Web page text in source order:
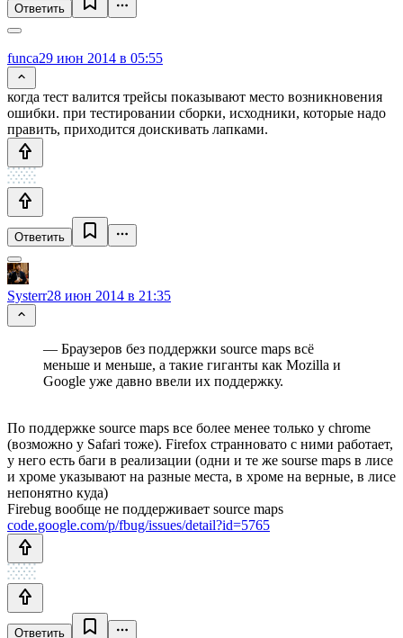
Ответить
funca29 июн 2014 в 05:55
когда тест валится трейсы показывают место возникновения
ошибки. при тестировании сборки, исходники, которые надо
править, приходится доискивать лапками.
Ответить
Systerr28 июн 2014 в 21:35
— Браузеров без поддержки source maps всё
меньше и меньше, а такие гиганты как Mozilla и
Google уже давно ввели их поддержку.
По поддержке source maps все более менее только у chrome
(возможно у Safari тоже). Firefox странновато с ними работает,
у него есть баги в реализации (одни и те же sourse maps в лисе
и хроме указывают на разные места, в хроме на верные, в лисе
непонятно куда)
Firebug вообще не поддерживает source maps
code.google.com/p/fbug/issues/detail?id=5765
Ответить